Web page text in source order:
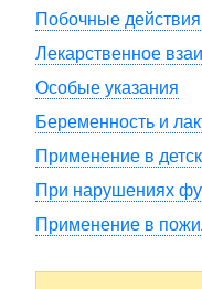
Побочные действия
Лекарственное
Особые указания
Беременность и
Применение в
При нарушениях
Применение в